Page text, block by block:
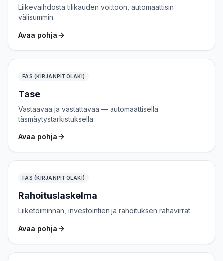
Liikevaihdosta tilikauden voittoon, automaattisin
välisummin.
Avaa pohja
FAS (KIRJANPITOLAKI)
Tase
Vastaavaa ja vastattavaa — automaattisella
täsmäytystarkistuksella.
Avaa pohja
FAS (KIRJANPITOLAKI)
Rahoituslaskelma
Liiketoiminnan, investointien ja rahoituksen rahavirrat.
Avaa pohja